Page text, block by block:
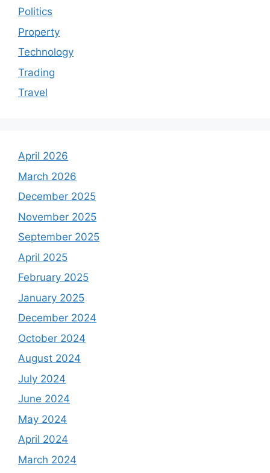
Politics
Property
Technology
Trading
Travel
April 2026
March 2026
December 2025
November 2025
September 2025
April 2025
February 2025
January 2025
December 2024
October 2024
August 2024
July 2024
June 2024
May 2024
April 2024
March 2024